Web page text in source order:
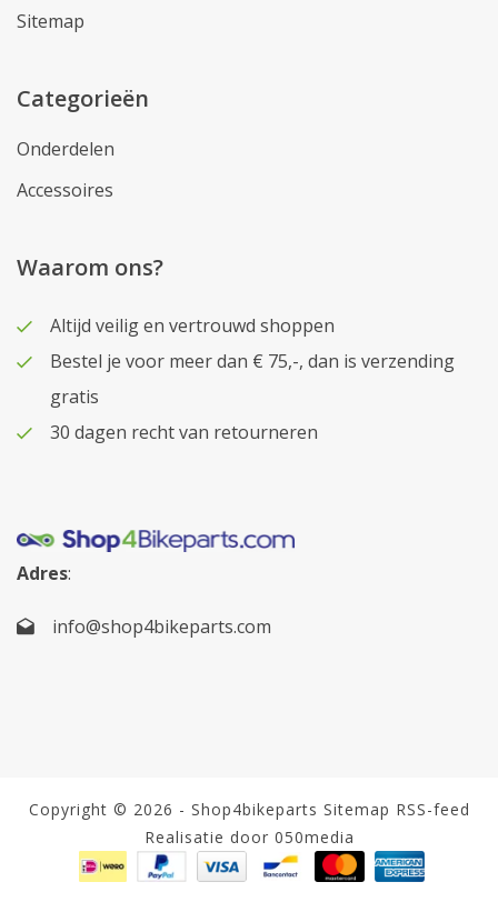
Sitemap
Categorieën
Onderdelen
Accessoires
Waarom ons?
Altijd veilig en vertrouwd shoppen
Bestel je voor meer dan € 75,-, dan is verzending
gratis
30 dagen recht van retourneren
Adres:
info@shop4bikeparts.com
Copyright © 2026 - Shop4bikeparts Sitemap RSS-feed
Realisatie door 050media